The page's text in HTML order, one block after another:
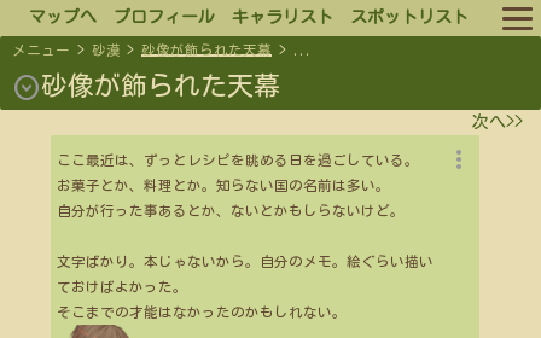
マップへ プロフィール キャラリスト スポットリスト
ログイン
ログアウト
メニュー > 砂漠 > 砂像が飾られた天幕 >
expand_circle_down砂像が飾られた天幕
次へ>>
ここ最近は、ずっとレシピを眺める日を過ごしている。
お菓子とか、料理とか。知らない国の名前は多い。
自分が行った事あるとか、ないとかもしらないけど。
文字ばかり。本じゃないから。自分のメモ。絵ぐらい描い
ておけばよかった。
そこまでの才能はなかったのかもしれない。
more_vert